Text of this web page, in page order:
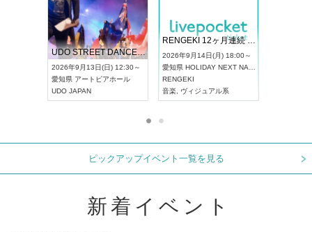
UDO STREET DANCE WORLD CHAMPIONSHIP JAPAN 2026
2026年9月13日(日) 12:30～
愛知県 アートピアホール
UDO JAPAN
RENGEKI 12ヶ月連続 ONE MAN TOUR「生生流転」‐9月編‐
2026年9月14日(月) 18:00～
愛知県 HOLIDAY NEXT NAGOYA
RENGEKI
音楽
,ヴィジュアル系
ピックアップイベント一覧を見る
新着イベント